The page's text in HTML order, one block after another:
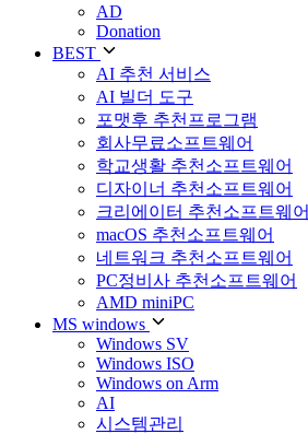
AD
Donation
BEST
AI 추천 서비스
AI 빌더 도구
포맷후 추천프로그램
회사무료소프트웨어
학교생활 추천소프트웨어
디자이너 추천소프트웨어
크리에이터 추천소프트웨어
macOS 추천소프트웨어
네트워크 추천소프트웨어
PC정비사 추천소프트웨어
AMD miniPC
MS windows
Windows SV
Windows ISO
Windows on Arm
AI
시스템관리